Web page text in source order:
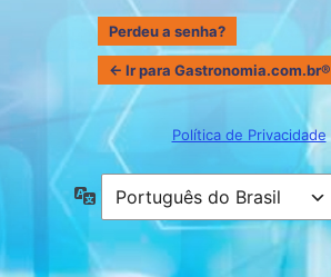
Perdeu a senha?
← Ir para Gastronomia.com.br®
Política de Privacidade
Idioma